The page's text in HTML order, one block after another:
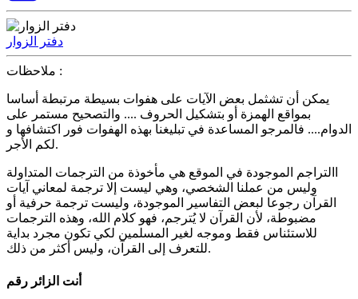
دفتر الزوار
ملاحظات :
يمكن أن تشثمل بعض الآيات على هفوات بسيطة مرتبطة أساسا
بمواقع الهمزة أو بتشكيل الحروف .... والتصحيح مستمر على
الدوام.... فالمرجو المساعدة في تبليغنا بهذه الهفوات فور اكتشافها و
لكم الأجر.
االتراجم الموجودة في الموقع هي مأخوذة من الترجمات المتداولة
وليس من عملنا الشخصي، وهي ليست إلا ترجمة لمعاني آيات
القرآن رجوعا لبعض التفاسير الموجودة، وليست ترجمة حرفية أو
مضبوطة، لأن القرآن لا يُترجم، فهو كلام الله، وهذه الترجمات
للاستئناس فقط وموجه لغير المسلمين لكي تكون مجرد بداية
للتعرف إلى القرآن، وليس أكثر من ذلك.
أنت الزائر رقم